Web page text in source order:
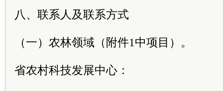
八、联系人及联系方式
（一）农林领域（附件1中项目）。
省农村科技发展中心：